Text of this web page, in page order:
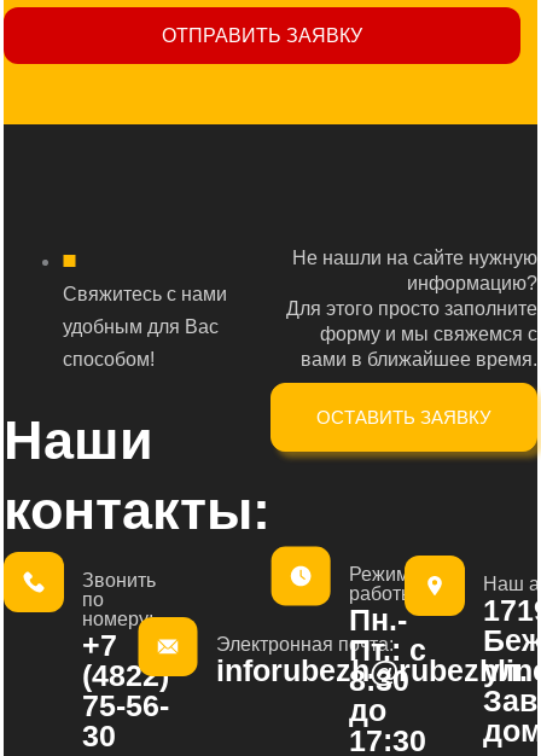
ОТПРАВИТЬ ЗАЯВКУ
Свяжитесь с нами
удобным для Вас
способом!
Наши
контакты:
Не нашли на сайте нужную
информацию?
Для этого просто заполните
форму и мы свяжемся с
вами в ближайшее время.
ОСТАВИТЬ ЗАЯВКУ
Звонить
по
номеру:
+7
(4822)
75-56-
30
Электронная почта:
Режим
работы:
Пн.-
Пт.: с
8:30
до
17:30
Наш
ул.